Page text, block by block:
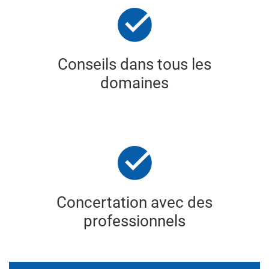
Conseils dans tous les
domaines
Concertation avec des
professionnels